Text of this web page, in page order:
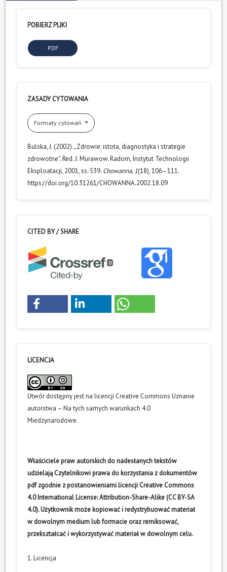
POBIERZ PLIKI
PDF
ZASADY CYTOWANIA
Formaty cytowań
Bulska, J. (2002). „Zdrowie: istota, diagnostyka i strategie
zdrowotne”. Red. J. Murawow. Radom, Instytut Technologii
Eksploatacji, 2001, ss. 539. Chowanna, 1(18), 106–111.
https://doi.org/10.31261/CHOWANNA.2002.18.09
CITED BY / SHARE
0
LICENCJA
Utwór dostępny jest na licencji Creative Commons Uznanie
autorstwa – Na tych samych warunkach 4.0
Miedzynarodowe.
Właściciele praw autorskich do nadesłanych tekstów
udzielają Czytelnikowi prawa do korzystania z dokumentów
pdf zgodnie z postanowieniami licencji Creative Commons
4.0 International License: Attribution-Share-Alike (CC BY-SA
4.0). Użytkownik może kopiować i redystrybuować materiał
w dowolnym medium lub formacie oraz remiksować,
przekształcać i wykorzystywać materiał w dowolnym celu.
1. Licencja